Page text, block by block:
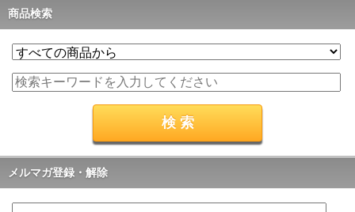
商品検索
メルマガ登録・解除